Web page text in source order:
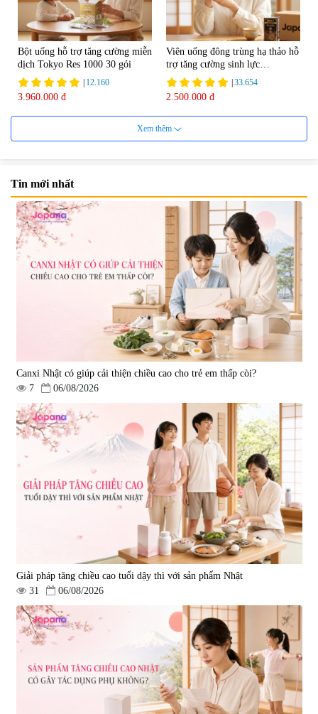
Bột uống hỗ trợ tăng cường miễn
dịch Tokyo Res 1000 30 gói
12.160
3.960.000 đ
Viên uống đông trùng hạ thảo hỗ
trợ tăng cường sinh lực
Tohchukasou Premium Yo
Group 180 viên - Date 08/2027
33.654
2.500.000 đ
Mặt Nạ Nichiei Bussan Nano
NMN+ 3D Face Mask Luxury (8
miếng)
|0
Viên uống bổ não Ribeto Shoji
Ichoha Ekisu Plus - 90 viên
57.920
1.450.000 đ
Viên uống hỗ trợ tăng cường
sinh lý nam Fujina Monster Shot
150 viên
880.000 đ
Viên uống chống lão hóa, tăng
sức khỏe Yangmiwa NMN 60
viên
42.588
5.500.000 đ
Viên uống phòng ngừa đột quỵ,
tai biến Nattokinase Nano
Premium 120 viên
2.290.000 đ
Xem thêm
Tin mới nhất
Canxi Nhật có giúp cải thiện chiều cao cho trẻ em thấp còi?
7
06/08/2026
Giải pháp tăng chiều cao tuổi dậy thì với sản phẩm Nhật
31
06/08/2026